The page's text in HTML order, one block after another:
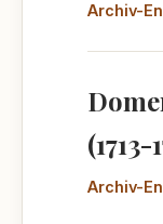
Archiv-
(1713-
Archiv-